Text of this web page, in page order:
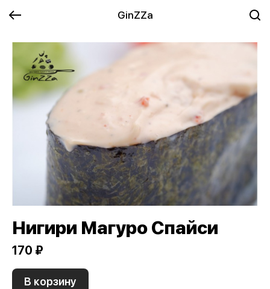
GinZZa
Нигири Магуро Спайси
170 ₽
В корзину